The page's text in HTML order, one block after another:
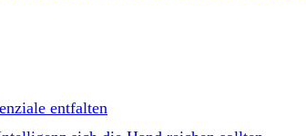
entfalten